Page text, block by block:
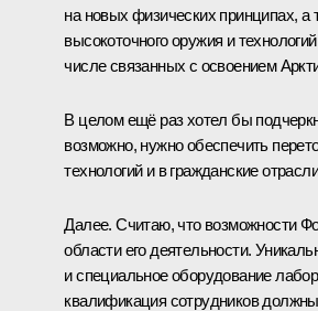
на новых физических принципах, а
высокоточного оружия и
числе связанных с освоением
В целом ещё раз хотел бы
возможно, нужно обеспечить
технологий и в гражданские
Далее. Считаю, что возможности
области его деятельности.
и специальное оборудование
квалификация сотрудников